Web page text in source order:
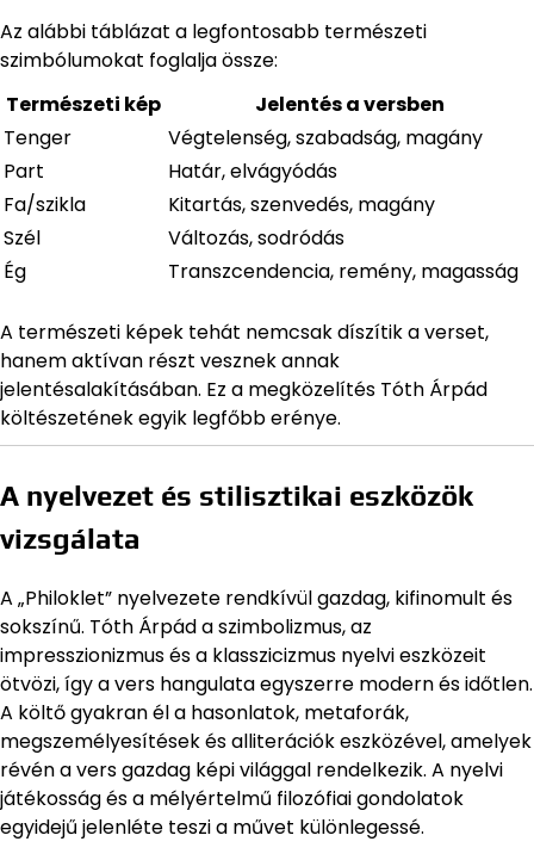
Az alábbi táblázat a legfontosabb természeti
szimbólumokat foglalja össze:
Természeti kép
Jelentés a versben
Tenger
Végtelenség, szabadság, magány
Part
Határ, elvágyódás
Fa/szikla
Kitartás, szenvedés, magány
Szél
Változás, sodródás
Ég
Transzcendencia, remény, magasság
A természeti képek tehát nemcsak díszítik a verset,
hanem aktívan részt vesznek annak
jelentésalakításában. Ez a megközelítés Tóth Árpád
költészetének egyik legfőbb erénye.
A nyelvezet és stilisztikai eszközök
vizsgálata
A „Philoklet” nyelvezete rendkívül gazdag, kifinomult és
sokszínű. Tóth Árpád a szimbolizmus, az
impresszionizmus és a klasszicizmus nyelvi eszközeit
ötvözi, így a vers hangulata egyszerre modern és időtlen.
A költő gyakran él a hasonlatok, metaforák,
megszemélyesítések és alliterációk eszközével, amelyek
révén a vers gazdag képi világgal rendelkezik. A nyelvi
játékosság és a mélyértelmű filozófiai gondolatok
egyidejű jelenléte teszi a művet különlegessé.